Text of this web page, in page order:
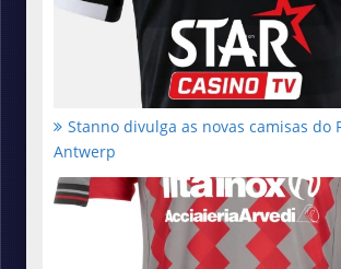
Stanno divulga as novas camisas do
Antwerp